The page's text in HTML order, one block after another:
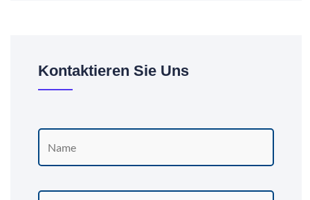
Kontaktieren Sie Uns